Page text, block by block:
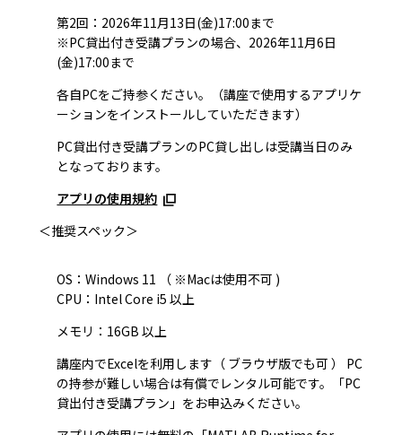
第2回：2026年11月13日(金)17:00まで
※PC貸出付き受講プランの場合、2026年11月6日
(金)17:00まで
各自PCをご持参ください。（講座で使用するアプリケ
ーションをインストールしていただきます）
PC貸出付き受講プランのPC貸し出しは受講当日のみ
となっております。
アプリの使用規約
＜推奨スペック＞
OS：Windows 11 （ ※Macは使用不可 )
CPU：Intel Core i5 以上
メモリ：16GB 以上
講座内でExcelを利用します（ ブラウザ版でも可 ） PC
の持参が難しい場合は有償でレンタル可能です。「PC
貸出付き受講プラン」をお申込みください。